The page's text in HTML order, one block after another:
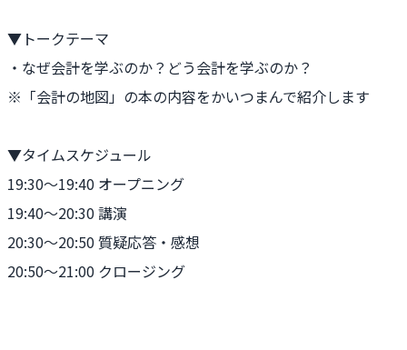
▼トークテーマ
・なぜ会計を学ぶのか？どう会計を学ぶのか？
※「会計の地図」の本の内容をかいつまんで紹介します
▼タイムスケジュール
19:30〜19:40 オープニング
19:40〜20:30 講演
20:30〜20:50 質疑応答・感想
20:50〜21:00 クロージング